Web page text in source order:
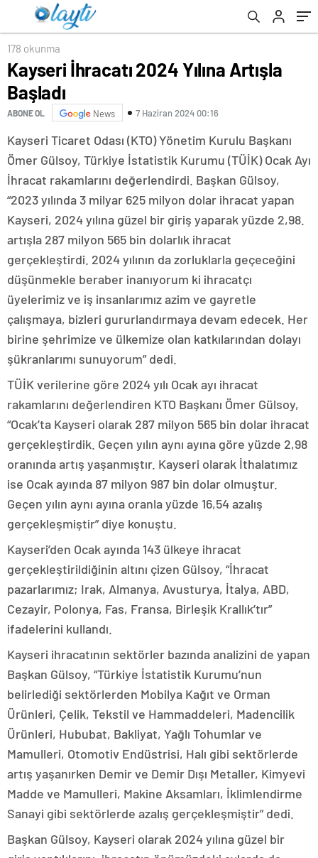
178 okunma
Kayseri İhracatı 2024 Yılına Artışla
Başladı
ABONE OL News 7 Haziran 2024 00:16
Kayseri Ticaret Odası (KTO) Yönetim Kurulu Başkanı
Ömer Gülsoy, Türkiye İstatistik Kurumu (TÜİK) Ocak Ayı
İhracat rakamlarını değerlendirdi. Başkan Gülsoy,
“2023 yılında 3 milyar 625 milyon dolar ihracat yapan
Kayseri, 2024 yılına güzel bir giriş yaparak yüzde 2,98.
artışla 287 milyon 565 bin dolarlık ihracat
gerçekleştirdi. 2024 yılının da zorluklarla geçeceğini
düşünmekle beraber inanıyorum ki ihracatçı
üyelerimiz ve iş insanlarımız azim ve gayretle
çalışmaya, bizleri gururlandırmaya devam edecek. Her
birine şehrimize ve ülkemize olan katkılarından dolayı
şükranlarımı sunuyorum” dedi.
TÜİK verilerine göre 2024 yılı Ocak ayı ihracat
rakamlarını değerlendiren KTO Başkanı Ömer Gülsoy,
“Ocak’ta Kayseri olarak 287 milyon 565 bin dolar ihracat
gerçekleştirdik. Geçen yılın aynı ayına göre yüzde 2,98
oranında artış yaşanmıştır. Kayseri olarak İthalatımız
ise Ocak ayında 87 milyon 987 bin dolar olmuştur.
Geçen yılın aynı ayına oranla yüzde 16,54 azalış
gerçekleşmiştir” diye konuştu.
Kayseri’den Ocak ayında 143 ülkeye ihracat
gerçekleştirildiğinin altını çizen Gülsoy, “İhracat
pazarlarımız; Irak, Almanya, Avusturya, İtalya, ABD,
Cezayir, Polonya, Fas, Fransa, Birleşik Krallık’tır”
ifadelerini kullandı.
Kayseri ihracatının sektörler bazında analizini de yapan
Başkan Gülsoy, “Türkiye İstatistik Kurumu’nun
belirlediği sektörlerden Mobilya Kağıt ve Orman
Ürünleri, Çelik, Tekstil ve Hammaddeleri, Madencilik
Ürünleri, Hububat, Bakliyat, Yağlı Tohumlar ve
Mamulleri, Otomotiv Endüstrisi, Halı gibi sektörlerde
artış yaşanırken Demir ve Demir Dışı Metaller, Kimyevi
Madde ve Mamulleri, Makine Aksamları, İklimlendirme
Sanayi gibi sektörlerde azalış gerçekleşmiştir” dedi.
Başkan Gülsoy, Kayseri olarak 2024 yılına güzel bir